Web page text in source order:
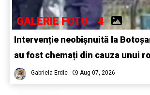
GALERIE FOTO - 4
Intervenție neobișnuită la
au fost chemați din cauza unui
Gabriela Erdic Aug 07, 2026